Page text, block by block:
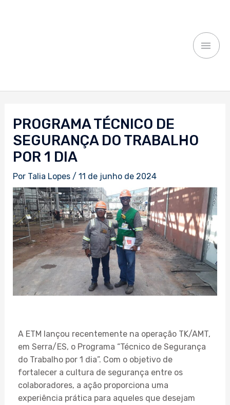
PROGRAMA TÉCNICO DE
SEGURANÇA DO TRABALHO
POR 1 DIA
Por Talia Lopes / 11 de junho de 2024
A ETM lançou recentemente na operação TK/AMT,
em Serra/ES, o Programa “Técnico de Segurança
do Trabalho por 1 dia”. Com o objetivo de
fortalecer a cultura de segurança entre os
colaboradores, a ação proporciona uma
experiência prática para aqueles que desejam
Post